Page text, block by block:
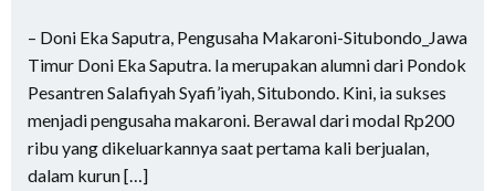
– Doni Eka Saputra, Pengusaha Makaroni-Situbondo_Jawa
Timur Doni Eka Saputra. Ia merupakan alumni dari Pondok
Pesantren Salafiyah Syafi’iyah, Situbondo. Kini, ia sukses
menjadi pengusaha makaroni. Berawal dari modal Rp200
ribu yang dikeluarkannya saat pertama kali berjualan,
dalam kurun […]